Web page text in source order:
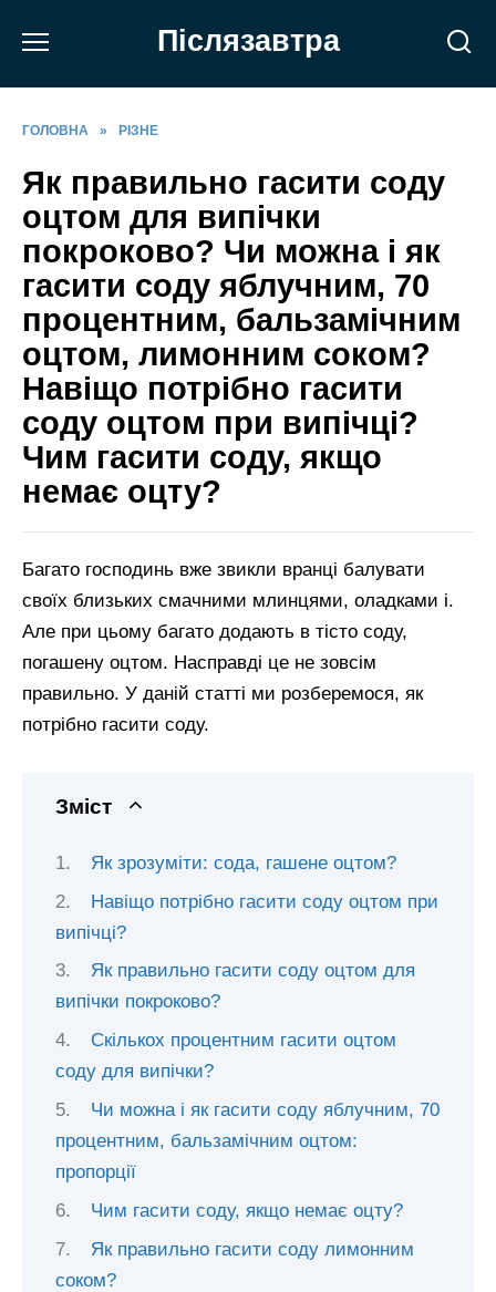
Післязавтра
ГОЛОВНА » РІЗНЕ
Як правильно гасити соду
оцтом для випічки
покроково? Чи можна і як
гасити соду яблучним, 70
процентним, бальзамічним
оцтом, лимонним соком?
Навіщо потрібно гасити
соду оцтом при випічці?
Чим гасити соду, якщо
немає оцту?
Багато господинь вже звикли вранці балувати
своїх близьких смачними млинцями, оладками і.
Але при цьому багато додають в тісто соду,
погашену оцтом. Насправді це не зовсім
правильно. У даній статті ми розберемося, як
потрібно гасити соду.
Зміст
Як зрозуміти: сода, гашене оцтом?
Навіщо потрібно гасити соду оцтом при
випічці?
Як правильно гасити соду оцтом для
випічки покроково?
Скількох процентним гасити оцтом
соду для випічки?
Чи можна і як гасити соду яблучним, 70
процентним, бальзамічним оцтом:
пропорції
Чим гасити соду, якщо немає оцту?
Як правильно гасити соду лимонним
соком?